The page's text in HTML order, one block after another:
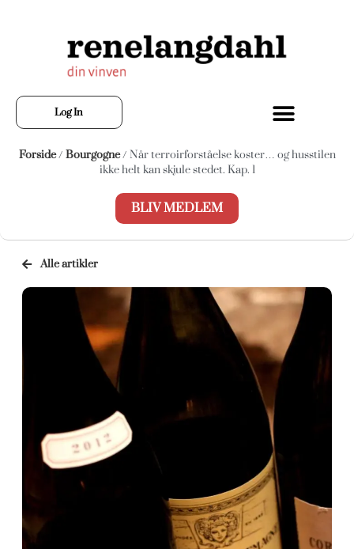
Log In
Forside/ Bourgogne/ Når terroirforståelse koster… og husstilen
ikke helt kan skjule stedet. Kap. 1
BLIV MEDLEM
Alle artikler